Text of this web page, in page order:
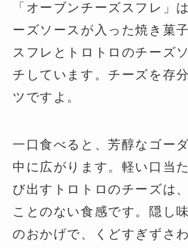
「オーブンチーズスフレ」
ーズソースが入った焼き菓
スフレとトロトロのチーズ
チしています。チーズを存
ツですよ。
一口食べると、芳醇なゴー
中に広がります。軽い口当
び出すトロトロのチーズは
ことのない食感です。隠し
のおかげで、くどすぎずさ